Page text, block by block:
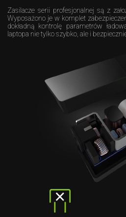
Zasilacze serii profesjonalnej są z
Wyposażono je w komplet
dokładną kontrolę parametrów
laptopa nie tylko szybko, ale i